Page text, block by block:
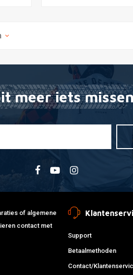
meer iets
of algemene
contact met
Support
Betaalmethoden
Contact/